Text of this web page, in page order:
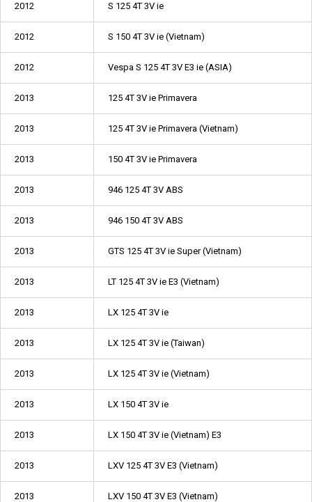
2012 S 125 4T 3V ie
2012 S 150 4T 3V ie (Vietnam)
2012 Vespa S 125 4T 3V E3 ie (ASIA)
2013 125 4T 3V ie Primavera
2013 125 4T 3V ie Primavera (Vietnam)
2013 150 4T 3V ie Primavera
2013 946 125 4T 3V ABS
2013 946 150 4T 3V ABS
2013 GTS 125 4T 3V ie Super (Vietnam)
2013 LT 125 4T 3V ie E3 (Vietnam)
2013 LX 125 4T 3V ie
2013 LX 125 4T 3V ie (Taiwan)
2013 LX 125 4T 3V ie (Vietnam)
2013 LX 150 4T 3V ie
2013 LX 150 4T 3V ie (Vietnam) E3
2013 LXV 125 4T 3V E3 (Vietnam)
2013 LXV 150 4T 3V E3 (Vietnam)